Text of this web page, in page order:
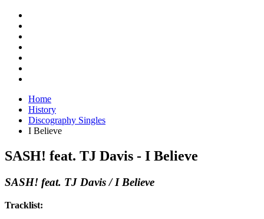
Home
History
Discography Singles
I Believe
SASH! feat. TJ Davis - I Believe
SASH! feat. TJ Davis / I Believe
Tracklist: